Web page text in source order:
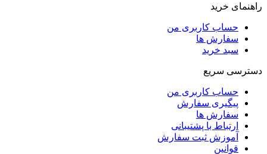
راهنمای خرید
حساب کاربری من
سفارش ها
سبد خرید
دسترسی سریع
حساب کاربری من
پیگیری سفارش
سفارش ها
ارتباط با پشتیبانی
آموزش ثبت سفارش
قوانین